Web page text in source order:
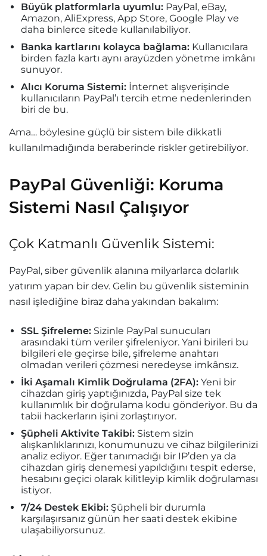
Büyük platformlarla uyumlu: PayPal, eBay,
Amazon, AliExpress, App Store, Google Play ve
daha binlerce sitede kullanılabiliyor.
Banka kartlarını kolayca bağlama: Kullanıcılara
birden fazla kartı aynı arayüzden yönetme imkânı
sunuyor.
Alıcı Koruma Sistemi: İnternet alışverişinde
kullanıcıların PayPal’ı tercih etme nedenlerinden
biri de bu.
Ama… böylesine güçlü bir sistem bile dikkatli
kullanılmadığında beraberinde riskler getirebiliyor.
PayPal Güvenliği: Koruma
Sistemi Nasıl Çalışıyor
Çok Katmanlı Güvenlik Sistemi:
PayPal, siber güvenlik alanına milyarlarca dolarlık
yatırım yapan bir dev. Gelin bu güvenlik sisteminin
nasıl işlediğine biraz daha yakından bakalım:
SSL Şifreleme: Sizinle PayPal sunucuları
arasındaki tüm veriler şifreleniyor. Yani birileri bu
bilgileri ele geçirse bile, şifreleme anahtarı
olmadan verileri çözmesi neredeyse imkânsız.
İki Aşamalı Kimlik Doğrulama (2FA): Yeni bir
cihazdan giriş yaptığınızda, PayPal size tek
kullanımlık bir doğrulama kodu gönderiyor. Bu da
tabii hackerların işini zorlaştırıyor.
Şüpheli Aktivite Takibi: Sistem sizin
alışkanlıklarınızı, konumunuzu ve cihaz bilgilerinizi
analiz ediyor. Eğer tanımadığı bir IP’den ya da
cihazdan giriş denemesi yapıldığını tespit ederse,
hesabını geçici olarak kilitleyip kimlik doğrulaması
istiyor.
7/24 Destek Ekibi: Şüpheli bir durumla
karşılaşırsanız günün her saati destek ekibine
ulaşabiliyorsunuz.